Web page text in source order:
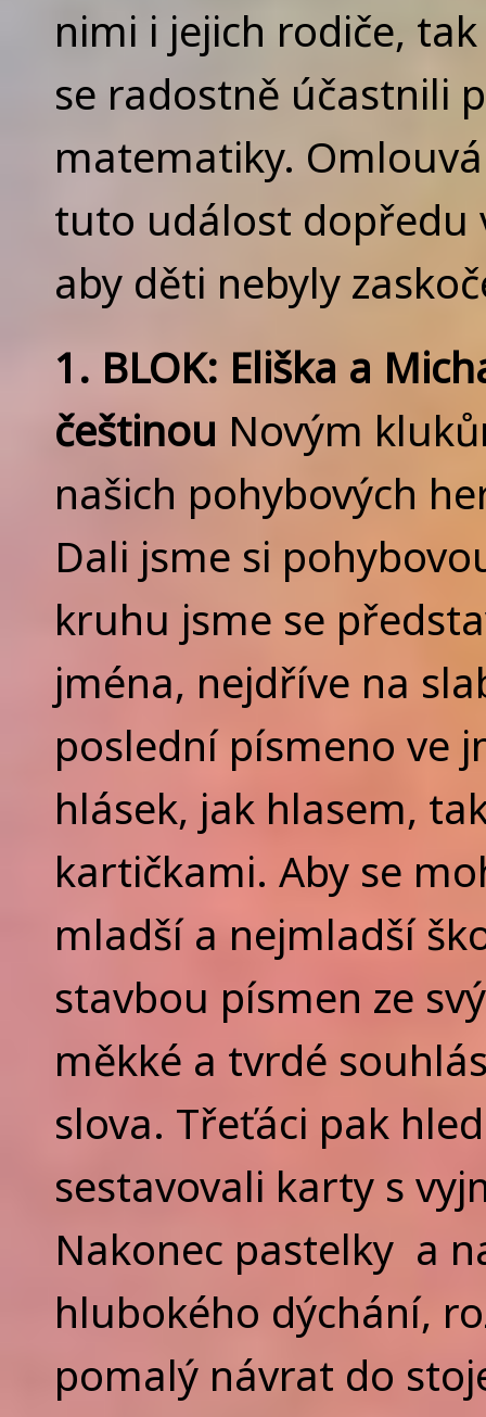
nimi i jejich rodiče,
se radostně účastnili
matematiky.
tuto událost dopředu
aby děti nebyly
1. BLOK: Eliška a
češtinou Novým
našich pohybových
Dali jsme si
kruhu jsme se
jména, nejdříve na
poslední písmeno ve
hlásek, jak hlasem,
kartičkami. Aby se
mladší a nejmladší
stavbou písmen ze
měkké a tvrdé
slova. Třeťáci pak
sestavovali karty s
Nakonec pastelky a
hlubokého dýchání,
pomalý návrat do